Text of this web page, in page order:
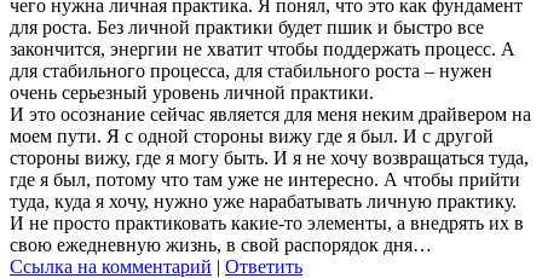
чего нужна личная практика. Я понял, что это как фундамент
для роста. Без личной практики будет пшик и быстро все
закончится, энергии не хватит чтобы поддержать процесс. А
для стабильного процесса, для стабильного роста – нужен
очень серьезный уровень личной практики.
И это осознание сейчас является для меня неким драйвером на
моем пути. Я с одной стороны вижу где я был. И с другой
стороны вижу, где я могу быть. И я не хочу возвращаться туда,
где я был, потому что там уже не интересно. А чтобы прийти
туда, куда я хочу, нужно уже нарабатывать личную практику.
И не просто практиковать какие-то элементы, а внедрять их в
свою ежедневную жизнь, в свой распорядок дня…
Ссылка на комментарий | Ответить